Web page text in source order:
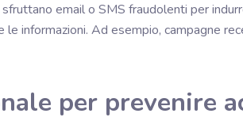
email o SMS fraudolenti per
informazioni. Ad esempio, campagne
per prevenire